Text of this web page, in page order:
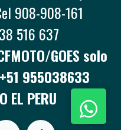
908-908-161
516 637
GOES solo
955038633
EL PERU